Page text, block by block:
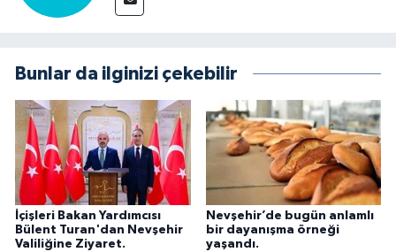
Bunlar da ilginizi çekebilir
İçişleri Bakan Yardımcısı
Bülent Turan'dan Nevşehir
Valiliğine Ziyaret.
Nevşehir’de bugün anlamlı
bir dayanışma örneği
yaşandı.